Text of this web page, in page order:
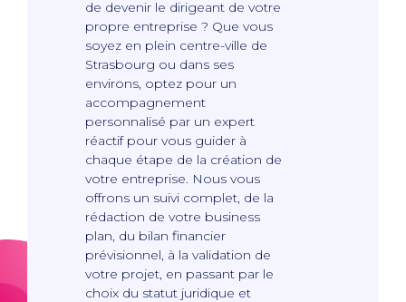
de devenir le dirigeant de votre
propre entreprise ? Que vous
soyez en plein centre-ville de
Strasbourg ou dans ses
environs, optez pour un
accompagnement
personnalisé par un expert
réactif pour vous guider à
chaque étape de la création de
votre entreprise. Nous vous
offrons un suivi complet, de la
rédaction de votre business
plan, du bilan financier
prévisionnel, à la validation de
votre projet, en passant par le
choix du statut juridique et